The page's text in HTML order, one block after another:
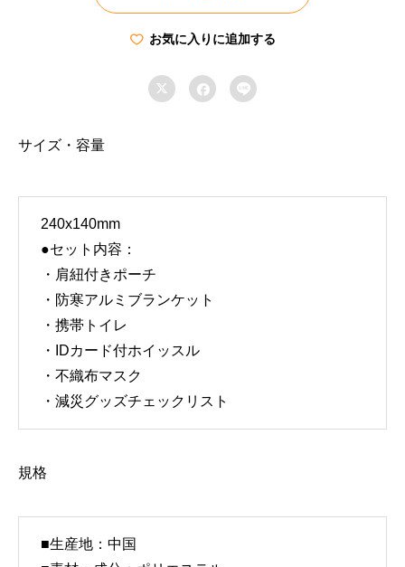
い
て
え
ッ
保
お気に入りに追加する
  
サイズ・容量
240x140mm
●セット内容：
・肩紐付きポーチ
・防寒アルミブランケット
・携帯トイレ
・IDカード付ホイッスル
・不織布マスク
・減災グッズチェックリスト
規格
■生産地：中国